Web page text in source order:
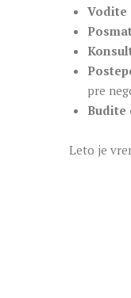
Vodite
pre
Budite
Leto je